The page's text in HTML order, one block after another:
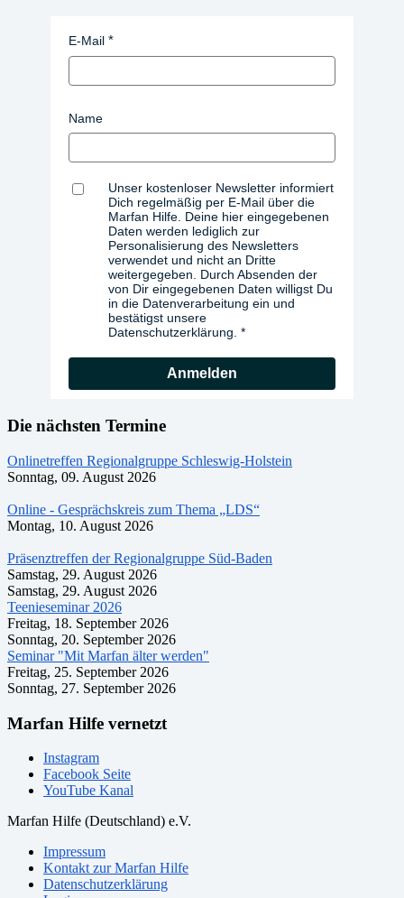
E-Mail
Name
Unser kostenloser Newsletter informiert
Dich regelmäßig per E-Mail über die
Marfan Hilfe. Deine hier eingegebenen
Daten werden lediglich zur
Personalisierung des Newsletters
verwendet und nicht an Dritte
weitergegeben. Durch Absenden der
von Dir eingegebenen Daten willigst Du
in die Datenverarbeitung ein und
bestätigst unsere
Datenschutzerklärung.
Anmelden
Die nächsten Termine
Onlinetreffen Regionalgruppe Schleswig-Holstein
Sonntag, 09. August 2026
Online - Gesprächskreis zum Thema „LDS“
Montag, 10. August 2026
Präsenztreffen der Regionalgruppe Süd-Baden
Samstag, 29. August 2026
Samstag, 29. August 2026
Teenieseminar 2026
Freitag, 18. September 2026
Sonntag, 20. September 2026
Seminar "Mit Marfan älter werden"
Freitag, 25. September 2026
Sonntag, 27. September 2026
Marfan Hilfe vernetzt
Instagram
Facebook Seite
YouTube Kanal
Marfan Hilfe (Deutschland) e.V.
Impressum
Kontakt zur Marfan Hilfe
Datenschutzerklärung